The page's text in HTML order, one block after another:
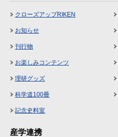
クローズアップRIKEN
お知らせ
刊行物
お楽しみコンテンツ
理研グッズ
科学道100冊
記念史料室
産学連携